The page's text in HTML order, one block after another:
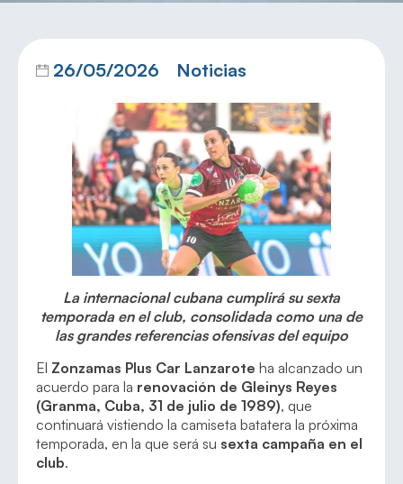
26/05/2026 Noticias
La internacional cubana cumplirá su sexta
temporada en el club, consolidada como una de
las grandes referencias ofensivas del equipo
El Zonzamas Plus Car Lanzarote ha alcanzado un
acuerdo para la renovación de Gleinys Reyes
(Granma, Cuba, 31 de julio de 1989), que
continuará vistiendo la camiseta batatera la próxima
temporada, en la que será su sexta campaña en el
club.